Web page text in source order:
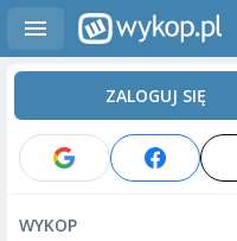
ZALOGUJ SIĘ
WYKOP